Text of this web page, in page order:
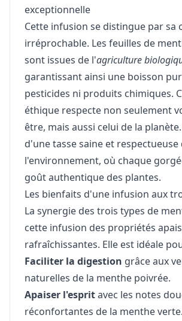
exceptionnelle
Cette infusion se distingue par sa
irréprochable. Les feuilles de
sont issues de l'agriculture
garantissant ainsi une boisson
pesticides ni produits chimiques.
éthique respecte non seulement
être, mais aussi celui de la
d'une tasse saine et respectueuse
l'environnement, où chaque
goût authentique des plantes.
Les bienfaits d'une infusion aux
La synergie des trois types de
cette infusion des propriétés
rafraîchissantes. Elle est idéale
Faciliter la digestion grâce aux
naturelles de la menthe poivrée.
Apaiser l'espritavec les notes
réconfortantes de la menthe verte.